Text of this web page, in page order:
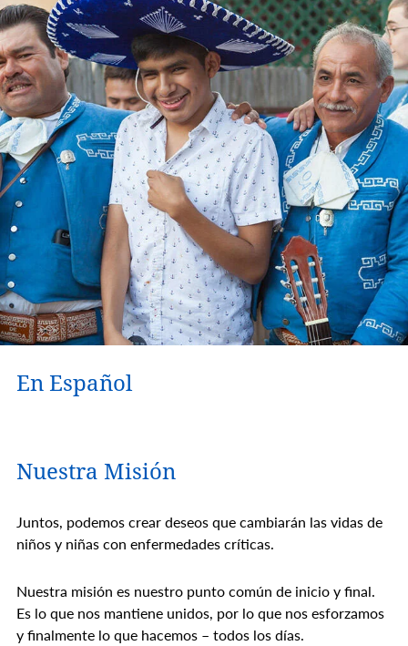
En Español
En Español
Nuestra Misión
Juntos, podemos crear deseos que cambiarán las vidas de
niños y niñas con enfermedades críticas.
Nuestra misión es nuestro punto común de inicio y final.
Es lo que nos mantiene unidos, por lo que nos esforzamos
y finalmente lo que hacemos – todos los días.